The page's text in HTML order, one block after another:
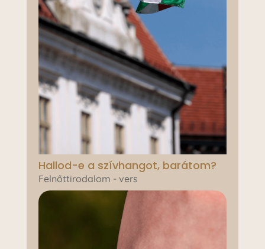
Hallod-e a szívhangot, barátom?
Felnőttirodalom - vers